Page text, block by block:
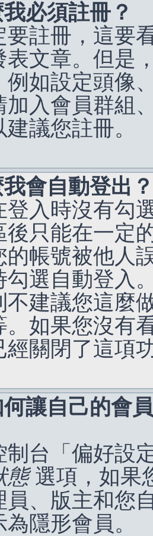
必須註冊？
要註冊，這要
表文章。但是
例如設定頭像
加入會員群組
議您註冊。
會自動登出？
登入時沒有勾
後只能在一定
的帳號被他人
勾選自動登入
不建議您這麼
。如果您沒有
經關閉了這項
讓自己的會
制台「偏好設
態選項，如果
員、版主和您
隱形會員。